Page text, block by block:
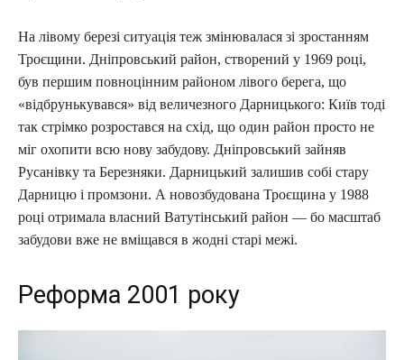
На лівому березі ситуація теж змінювалася зі зростанням
Троєщини. Дніпровський район, створений у 1969 році,
був першим повноцінним районом лівого берега, що
«відбрунькувався» від величезного Дарницького: Київ тоді
так стрімко розростався на схід, що один район просто не
міг охопити всю нову забудову. Дніпровський зайняв
Русанівку та Березняки. Дарницький залишив собі стару
Дарницю і промзони. А новозбудована Троєщина у 1988
році отримала власний Ватутінський район — бо масштаб
забудови вже не вміщався в жодні старі межі.
Реформа 2001 року